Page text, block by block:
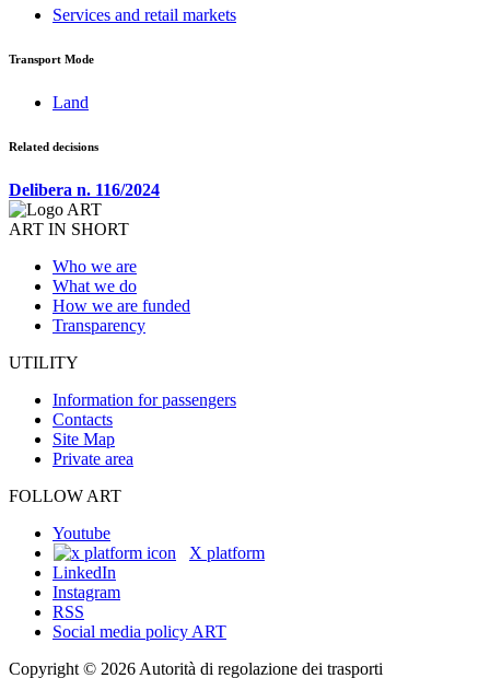
Services and retail markets
Transport Mode
Land
Related decisions
Delibera n. 116/2024
ART IN SHORT
Who we are
What we do
How we are funded
Transparency
UTILITY
Information for passengers
Contacts
Site Map
Private area
FOLLOW ART
Youtube
X platform
LinkedIn
Instagram
RSS
Social media policy ART
Copyright © 2026 Autorità di regolazione dei trasporti